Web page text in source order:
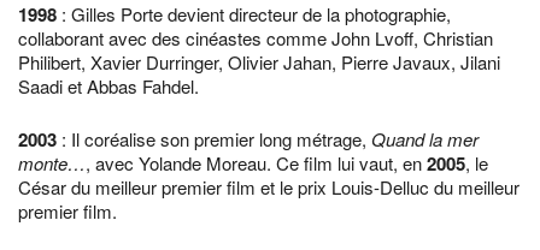
1998 : Gilles Porte devient directeur de la photographie,
collaborant avec des cinéastes comme John Lvoff, Christian
Philibert, Xavier Durringer, Olivier Jahan, Pierre Javaux, Jilani
Saadi et Abbas Fahdel.
2003 : Il coréalise son premier long métrage, Quand la mer
monte…, avec Yolande Moreau. Ce film lui vaut, en2005, le
César du meilleur premier film et le prix Louis-Delluc du meilleur
premier film.